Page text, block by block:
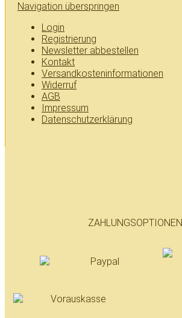
Navigation überspringen
Login
Registrierung
Newsletter abbestellen
Kontakt
Versandkosteninformationen
Widerruf
AGB
Impressum
Datenschutzerklärung
ZAHLUNGSOPTIONEN